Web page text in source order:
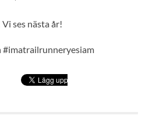
ses nästa år!